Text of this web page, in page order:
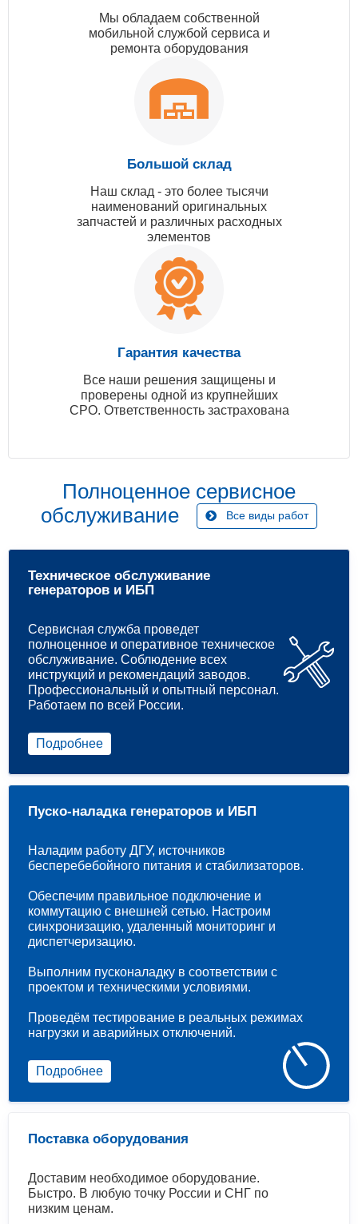
Мы обладаем собственной
мобильной службой сервиса и
ремонта оборудования
Большой склад
Наш склад - это более тысячи
наименований оригинальных
запчастей и различных расходных
элементов
Гарантия качества
Все наши решения защищены и
проверены одной из крупнейших
СРО. Ответственность застрахована
Полноценное сервисное
обслуживание
Все виды работ
Техническое обслуживание
генераторов и ИБП
Сервисная служба проведет
полноценное и оперативное техническое
обслуживание. Соблюдение всех
инструкций и рекомендаций заводов.
Профессиональный и опытный персонал.
Работаем по всей России.
Подробнее
Поставка оборудования
Доставим необходимое оборудование.
Быстро. В любую точку России и СНГ по
низким ценам.
Пуско-наладка генераторов и ИБП
Наладим работу ДГУ, источников
бесперебебойного питания и стабилизаторов.
Обеспечим правильное подключение и
коммутацию с внешней сетью. Настроим
синхронизацию, удаленный мониторинг и
диспетчеризацию.
Выполним пусконаладку в соответствии с
проектом и техническими условиями.
Проведём тестирование в реальных режимах
нагрузки и аварийных отключений.
Подробнее